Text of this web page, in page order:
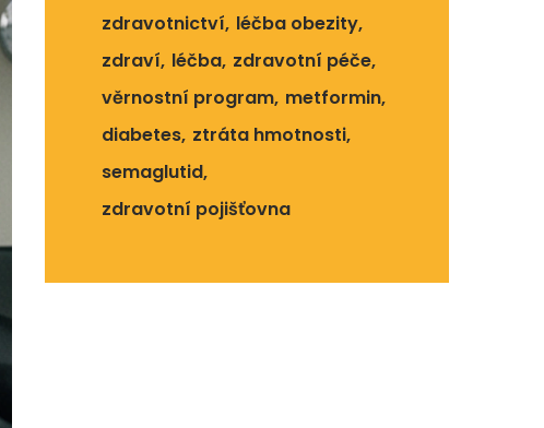
zdravotnictví léčba obezity
zdraví léčba zdravotní péče
věrnostní program metformin
diabetes ztráta hmotnosti
semaglutid
zdravotní pojišťovna